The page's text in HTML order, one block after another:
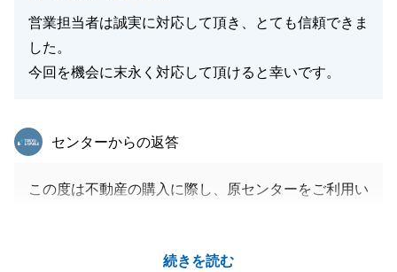
営業担当者は誠実に対応して頂き、とても信頼できま
した。
今回を機会に末永く対応して頂けると幸いです。
続きを読む
東急リバブル
センターからの返答
この度は不動産の購入に際し、原センターをご利用い
ご案内をさせていただきましたが、I様のご満足のい